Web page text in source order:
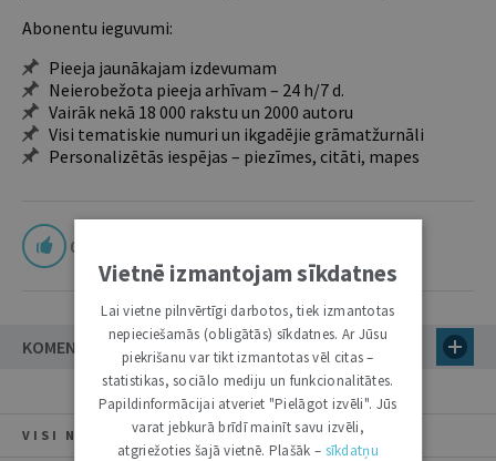
Abonentu ieguvumi:
Pieeja jaunākajam izdevumam
Neierobežota pieeja arhīvam – 24 h/7 d.
Vairāk nekā 18 000 rakstu un 2000 autoru
Visi tematiskie numuri un ikgadējie grāmatžurnāli
Personalizētās iespējas – piezīmes, citāti, mapes
0
KOMENTĀRI
VISI NUMURA RAKSTI
Vietnē izmantojam sīkdatnes
Lai vietne pilnvērtīgi darbotos, tiek izmantotas
nepieciešamās (obligātās) sīkdatnes. Ar Jūsu
piekrišanu var tikt izmantotas vēl citas –
statistikas, sociālo mediju un funkcionalitātes.
Papildinformācijai atveriet "Pielāgot izvēli". Jūs
varat jebkurā brīdī mainīt savu izvēli,
atgriežoties šajā vietnē. Plašāk – sīkdatņu